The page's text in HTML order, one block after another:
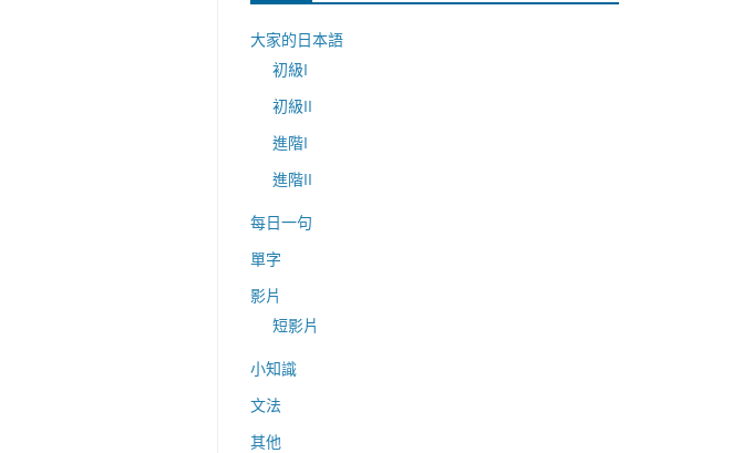
大家的日本語
初級I
初級II
進階I
進階II
每日一句
單字
影片
短影片
小知識
文法
其他